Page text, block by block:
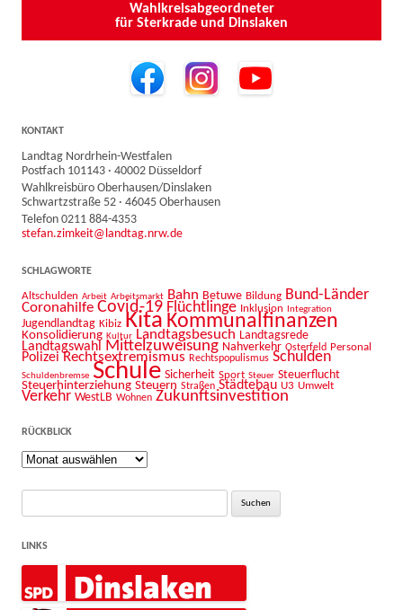
Wahlkreisabgeordneter
für Sterkrade und Dinslaken
KONTAKT
Landtag Nordrhein-Westfalen
Postfach 101143 · 40002 Düsseldorf
Wahlkreisbüro Oberhausen/Dinslaken
Schwartzstraße 52 · 46045 Oberhausen
Telefon 0211 884-4353
stefan.zimkeit@landtag.nrw.de
SCHLAGWORTE
Altschulden Arbeit Arbeitsmarkt Bahn Betuwe Bildung Bund-Länder
Coronahilfe Covid-19 Flüchtlinge Inklusion Integration
Jugendlandtag Kibiz Kita Kommunalfinanzen
Konsolidierung Kultur Landtagsbesuch Landtagsrede
Landtagswahl Mittelzuweisung Nahverkehr Osterfeld Personal
Polizei Rechtsextremismus Rechtspopulismus Schulden
Schuldenbremse Schule Sicherheit Sport Steuer Steuerflucht
Steuerhinterziehung Steuern Straßen Städtebau U3 Umwelt
Verkehr WestLB Wohnen Zukunftsinvestition
RÜCKBLICK
Rückblick
Suche
LINKS